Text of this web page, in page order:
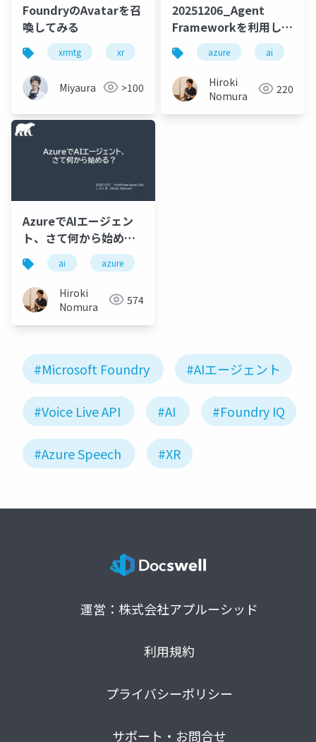
FoundryのAvatarを召
喚してみる
xrmtg xr microsoftfoundry ai
Miyaura >100
20251206_Agent
Frameworkを利用し
た、Foundry Localと
Microsoft Foundryの
ハイブリッドエージェ
ント
azure ai
Hiroki
Nomura
220
AzureでAIエージェン
ト、さて何から始め
る？
ai azure
Hiroki
Nomura
574
#Microsoft Foundry #AIエージェント
#Voice Live API #AI #Foundry IQ
#Azure Speech #XR
運営：株式会社アプルーシッド
利用規約
プライバシーポリシー
サポート・お問合せ